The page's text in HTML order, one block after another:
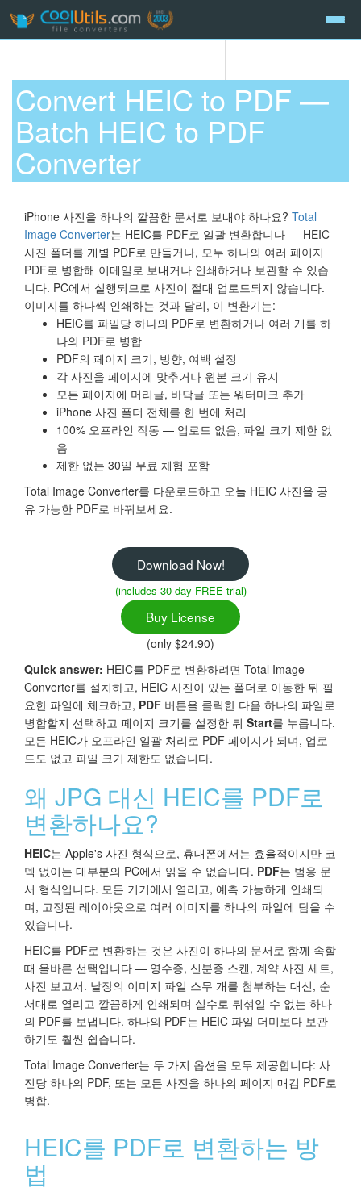
Convert HEIC to PDF —
Batch HEIC to PDF
Converter
iPhone 사진을 하나의 깔끔한 문서로 보내야 하나요? Total
Image Converter는 HEIC를 PDF로 일괄 변환합니다 — HEIC
사진 폴더를 개별 PDF로 만들거나, 모두 하나의 여러 페이지
PDF로 병합해 이메일로 보내거나 인쇄하거나 보관할 수 있습
니다. PC에서 실행되므로 사진이 절대 업로드되지 않습니다.
이미지를 하나씩 인쇄하는 것과 달리, 이 변환기는:
HEIC를 파일당 하나의 PDF로 변환하거나 여러 개를 하
나의 PDF로 병합
PDF의 페이지 크기, 방향, 여백 설정
각 사진을 페이지에 맞추거나 원본 크기 유지
모든 페이지에 머리글, 바닥글 또는 워터마크 추가
iPhone 사진 폴더 전체를 한 번에 처리
100% 오프라인 작동 — 업로드 없음, 파일 크기 제한 없
음
제한 없는 30일 무료 체험 포함
Total Image Converter를 다운로드하고 오늘 HEIC 사진을 공
유 가능한 PDF로 바꿔보세요.
Download Now!
(includes 30 day FREE trial)
Buy License
(only $24.90)
Quick answer: HEIC를 PDF로 변환하려면 Total Image
Converter를 설치하고, HEIC 사진이 있는 폴더로 이동한 뒤 필
요한 파일에 체크하고, PDF 버튼을 클릭한 다음 하나의 파일로
병합할지 선택하고 페이지 크기를 설정한 뒤 Start를 누릅니다.
모든 HEIC가 오프라인 일괄 처리로 PDF 페이지가 되며, 업로
드도 없고 파일 크기 제한도 없습니다.
왜 JPG 대신 HEIC를 PDF로
변환하나요?
HEIC는 Apple's 사진 형식으로, 휴대폰에서는 효율적이지만 코
덱 없이는 대부분의 PC에서 읽을 수 없습니다. PDF는 범용 문
서 형식입니다. 모든 기기에서 열리고, 예측 가능하게 인쇄되
며, 고정된 레이아웃으로 여러 이미지를 하나의 파일에 담을 수
있습니다.
HEIC를 PDF로 변환하는 것은 사진이 하나의 문서로 함께 속할
때 올바른 선택입니다 — 영수증, 신분증 스캔, 계약 사진 세트,
사진 보고서. 낱장의 이미지 파일 스무 개를 첨부하는 대신, 순
서대로 열리고 깔끔하게 인쇄되며 실수로 뒤섞일 수 없는 하나
의 PDF를 보냅니다. 하나의 PDF는 HEIC 파일 더미보다 보관
하기도 훨씬 쉽습니다.
Total Image Converter는 두 가지 옵션을 모두 제공합니다: 사
진당 하나의 PDF, 또는 모든 사진을 하나의 페이지 매김 PDF로
병합.
HEIC를 PDF로 변환하는 방
법